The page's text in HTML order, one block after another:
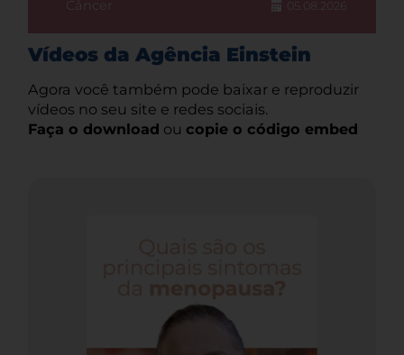
Câncer 05.08.2026
Vídeos da Agência Einstein
Agora você também pode baixar e reproduzir
vídeos no seu site e redes sociais.
Faça o download ou copie o código embed